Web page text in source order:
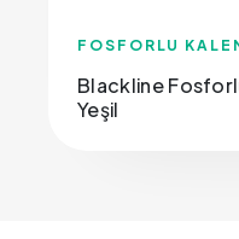
FOSFORLU
Blackline
Yeşil